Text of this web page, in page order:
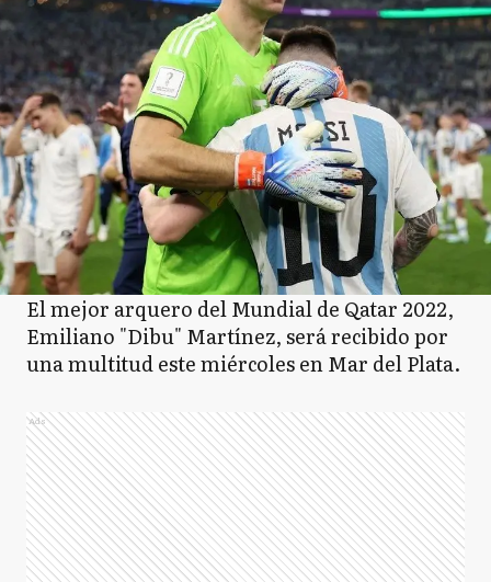
El mejor arquero del Mundial de Qatar 2022,
Emiliano "Dibu" Martínez, será recibido por
una multitud este miércoles en Mar del Plata.
Ads